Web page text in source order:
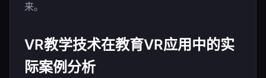
来。
VR教学技术在教育VR应用中的实
际案例分析